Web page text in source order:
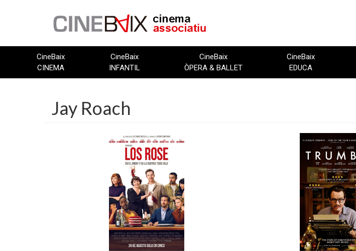
CineBaix
CINEMA
CineBaix
INFANTIL
CineBaix
ÒPERA & BALLET
CineBaix
EDUCA
Jay Roach